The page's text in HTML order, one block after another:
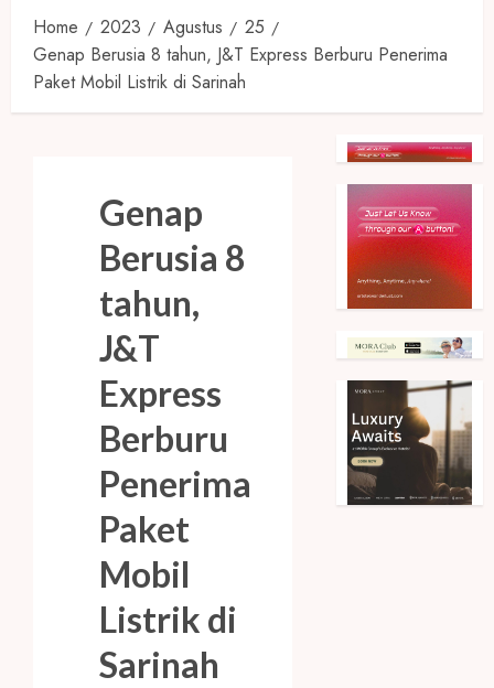
Home 2023 Agustus
25
Genap Berusia 8 tahun, J&T Express Berburu Penerima
Paket Mobil Listrik di Sarinah
Genap
Berusia 8
tahun,
J&T
Express
Berburu
Penerima
Paket
Mobil
Listrik di
Sarinah